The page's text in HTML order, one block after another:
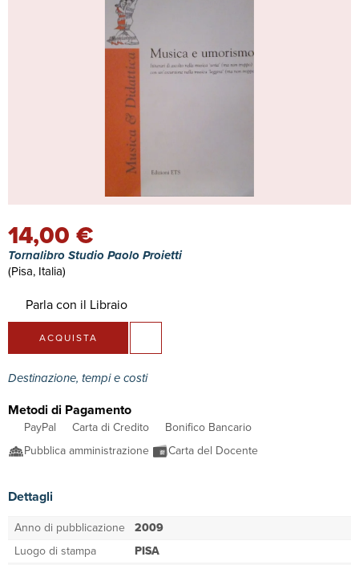
14,00 €
Tornalibro Studio Paolo Proietti
(Pisa, Italia)
Parla con il Libraio
ACQUISTA
Destinazione, tempi e costi
Metodi di Pagamento
PayPal Carta di Credito
Bonifico Bancario
Pubblica amministrazione
Carta del Docente
Dettagli
Anno di pubblicazione 2009
Luogo di stampa
PISA